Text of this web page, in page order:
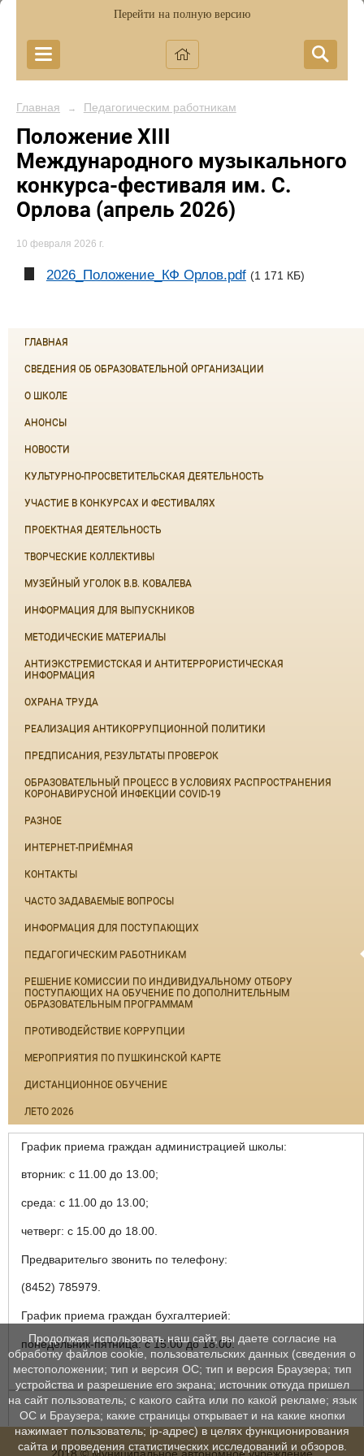
Перейти на полную версию
Главная → Педагогическим работникам
Положение XIII
Международного музыкального
конкурса-фестиваля им. С.
Орлова (апрель 2026)
10 февраля 2026 г.
2026_Положение_КФ Орлов.pdf (1 171 КБ)
ГЛАВНАЯ
СВЕДЕНИЯ ОБ ОБРАЗОВАТЕЛЬНОЙ ОРГАНИЗАЦИИ
О ШКОЛЕ
АНОНСЫ
НОВОСТИ
КУЛЬТУРНО-ПРОСВЕТИТЕЛЬСКАЯ ДЕЯТЕЛЬНОСТЬ
УЧАСТИЕ В КОНКУРСАХ И ФЕСТИВАЛЯХ
ПРОЕКТНАЯ ДЕЯТЕЛЬНОСТЬ
ТВОРЧЕСКИЕ КОЛЛЕКТИВЫ
МУЗЕЙНЫЙ УГОЛОК В.В. КОВАЛЕВА
ИНФОРМАЦИЯ ДЛЯ ВЫПУСКНИКОВ
МЕТОДИЧЕСКИЕ МАТЕРИАЛЫ
АНТИЭКСТРЕМИСТСКАЯ И АНТИТЕРРОРИСТИЧЕСКАЯ
ИНФОРМАЦИЯ
ОХРАНА ТРУДА
РЕАЛИЗАЦИЯ АНТИКОРРУПЦИОННОЙ ПОЛИТИКИ
ПРЕДПИСАНИЯ, РЕЗУЛЬТАТЫ ПРОВЕРОК
ОБРАЗОВАТЕЛЬНЫЙ ПРОЦЕСС В УСЛОВИЯХ РАСПРОСТРАНЕНИЯ
КОРОНАВИРУСНОЙ ИНФЕКЦИИ COVID-19
РАЗНОЕ
ИНТЕРНЕТ-ПРИЁМНАЯ
КОНТАКТЫ
ЧАСТО ЗАДАВАЕМЫЕ ВОПРОСЫ
ИНФОРМАЦИЯ ДЛЯ ПОСТУПАЮЩИХ
ПЕДАГОГИЧЕСКИМ РАБОТНИКАМ
РЕШЕНИЕ КОМИССИИ ПО ИНДИВИДУАЛЬНОМУ ОТБОРУ
ПОСТУПАЮЩИХ НА ОБУЧЕНИЕ ПО ДОПОЛНИТЕЛЬНЫМ
ОБРАЗОВАТЕЛЬНЫМ ПРОГРАММАМ
ПРОТИВОДЕЙСТВИЕ КОРРУПЦИИ
МЕРОПРИЯТИЯ ПО ПУШКИНСКОЙ КАРТЕ
ДИСТАНЦИОННОЕ ОБУЧЕНИЕ
ЛЕТО 2026
График приема граждан администрацией школы:
вторник: с 11.00 до 13.00;
среда: с 11.00 до 13.00;
четверг: с 15.00 до 18.00.
Предварительго звонить по телефону:
(8452) 785979.
График приема граждан бухгалтерией:
понедельник-пятница: с 15.00 до 18.00.
Продолжая использовать наш сайт, вы даете согласие на
обработку файлов cookie, пользовательских данных (сведения о
местоположении; тип и версия ОС; тип и версия Браузера; тип
устройства и разрешение его экрана; источник откуда пришел
на сайт пользователь; с какого сайта или по какой рекламе; язык
ОС и Браузера; какие страницы открывает и на какие кнопки
нажимает пользователь; ip-адрес) в целях функционирования
сайта и проведения статистических исследований и обзоров.